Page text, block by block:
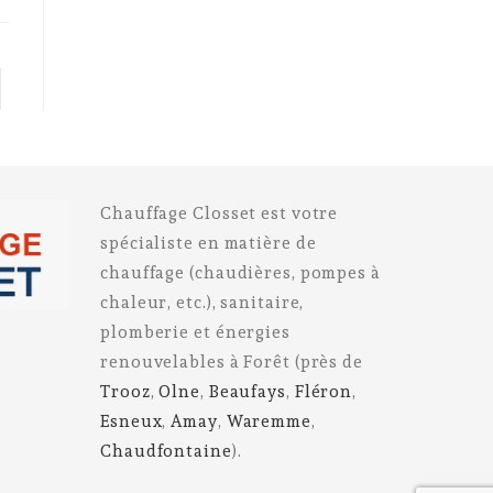
the next page
Chauffage Closset est votre
spécialiste en matière de
chauffage (chaudières, pompes à
chaleur, etc.), sanitaire,
plomberie et énergies
renouvelables à Forêt (près de
Trooz,Olne, Beaufays, Fléron,
Esneux,Amay, Waremme,
Chaudfontaine).